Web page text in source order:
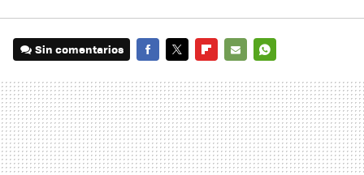
Sin comentarios
MAIL